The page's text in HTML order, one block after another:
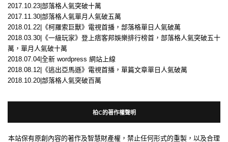
2017.10.23|部落格人氣突破十萬
2017.11.30|部落格人氣單月人氣破五萬
2018.01.22|《柯羅索巨獸》電視首播，部落格單日人氣破萬
2018.03.30|《一級玩家》登上痞客邦娛樂排行榜首，部落格人氣突破五十
萬，單月人氣破十萬
2018.07.04|全新 wordpress 網站上線
2018.08.12|《逃出亞馬遜》電視首播，單篇文章單日人氣破萬
2018.10.20|部落格人氣突破百萬
柏C的著作權聲明
本站保有原創內容的著作及智慧財產權，禁止任何形式的重製，以及合理